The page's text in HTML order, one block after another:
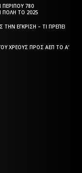
780
ΠΌΛΗ ΤΟ 2025
ΈΓΚΡΙΣΗ – ΤΙ ΠΡΈΠΕΙ
ΧΡΈΟΥΣ ΠΡΟΣ ΑΕΠ ΤΟ Α’